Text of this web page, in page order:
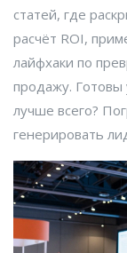
статей, где
расчёт ROI,
лайфхаки по
продажу. Готовы
лучше всего?
генерировать